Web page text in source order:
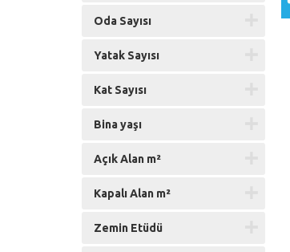
Oda Sayısı
Yatak Sayısı
Kat Sayısı
Bina yaşı
Açık Alan m²
Kapalı Alan m²
Zemin Etüdü